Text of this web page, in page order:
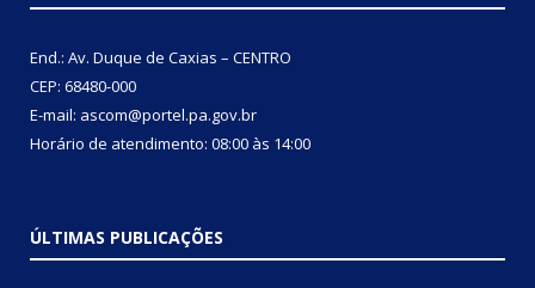
End.: Av. Duque de Caxias – CENTRO
CEP: 68480-000
E-mail: ascom@portel.pa.gov.br
Horário de atendimento: 08:00 às 14:00
ÚLTIMAS PUBLICAÇÕES